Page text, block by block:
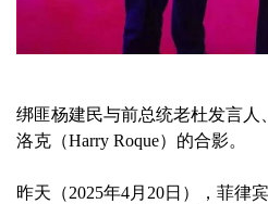
绑匪杨建民与前总统老杜发言人
洛克（Harry Roque）的合影。
昨天（2025年4月20日），菲律